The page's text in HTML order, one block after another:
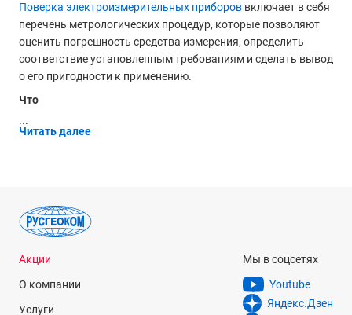
Поверка электроизмерительных приборов включает в себя
перечень метрологических процедур, которые позволяют
оценить погрешность средства измерения, определить
соответствие установленным требованиям и сделать вывод
о его пригодности к применению.
Что
...
Читать далее
Акции
О компании
Услуги
Мы в соцсетях
Youtube
Яндекс.Дзен